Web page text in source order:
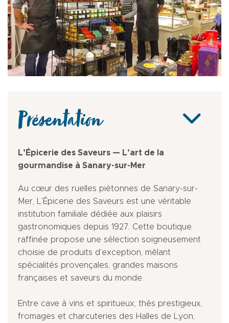
Présentation
L’Épicerie des Saveurs — L’art de la
gourmandise à Sanary-sur-Mer
Au cœur des ruelles piétonnes de Sanary-sur-
Mer, L’Épicerie des Saveurs est une véritable
institution familiale dédiée aux plaisirs
gastronomiques depuis 1927. Cette boutique
raffinée propose une sélection soigneusement
choisie de produits d’exception, mêlant
spécialités provençales, grandes maisons
françaises et saveurs du monde.
Entre cave à vins et spiritueux, thés prestigieux,
fromages et charcuteries des Halles de Lyon,